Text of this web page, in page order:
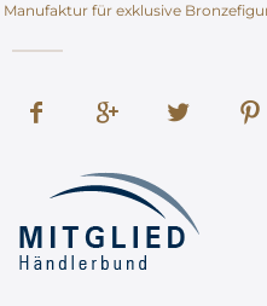
Manufaktur für exklusive